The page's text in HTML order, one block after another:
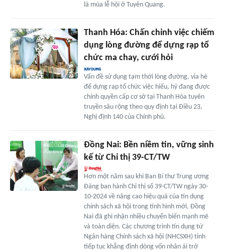
là mùa lễ hội ở Tuyên Quang.
Thanh Hóa: Chấn chỉnh việc chiếm
dụng lòng đường để dựng rạp tổ
chức ma chay, cưới hỏi
Vấn đề sử dụng tạm thời lòng đường, vỉa hè
để dựng rạp tổ chức việc hiếu, hỷ đang được
chính quyền cấp cơ sở tại Thanh Hóa tuyên
truyền sâu rộng theo quy định tại Điều 23,
Nghị định 140 của Chính phủ.
Đồng Nai: Bền niềm tin, vững sinh
kế từ Chỉ thị 39-CT/TW
Hơn một năm sau khi Ban Bí thư Trung ương
Đảng ban hành Chỉ thị số 39-CT/TW ngày 30-
10-2024 về nâng cao hiệu quả của tín dụng
chính sách xã hội trong tình hình mới, Đồng
Nai đã ghi nhận nhiều chuyển biến mạnh mẽ
và toàn diện. Các chương trình tín dụng từ
Ngân hàng Chính sách xã hội (NHCSXH) tỉnh
tiếp tục khẳng định dòng vốn nhân ái trở